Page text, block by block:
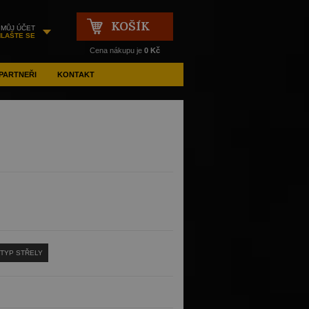
KONTAKT
MŮJ ÚČET
SE
KOŠÍK
Cena nákupu je 0 Kč
TYP STŘELY